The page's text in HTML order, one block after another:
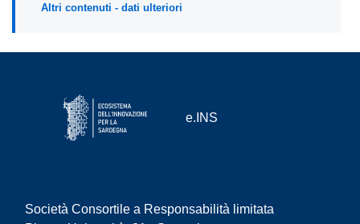
Altri contenuti - dati ulteriori
e.INS
Società Consortile a Responsabilità limitata